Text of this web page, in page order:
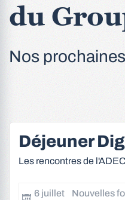
du
Nos
Déjeuner
Les rencontres de
6 juillet
Nouvelles